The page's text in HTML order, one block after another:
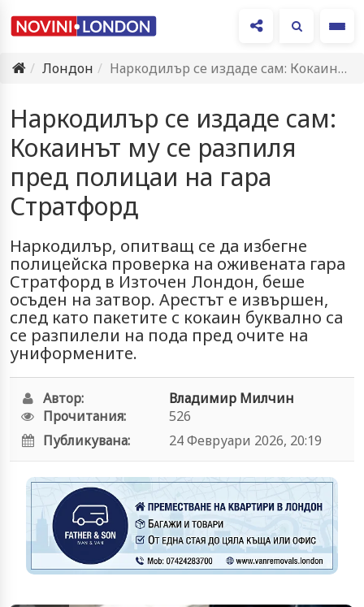
Лондон
Наркодилър се издаде сам: Кокаинът му се разпиля пред полицаи…
Наркодилър се издаде сам:
Кокаинът му се разпиля
пред полицаи на гара
Стратфорд
Наркодилър, опитващ се да избегне
полицейска проверка на оживената гара
Стратфорд в Източен Лондон, беше
осъден на затвор. Арестът е извършен,
след като пакетите с кокаин буквално са
се разпилели на пода пред очите на
униформените.
Автор:
Владимир Милчин
Прочитания:
526
Публикувана:
24 Февруари 2026, 20:19